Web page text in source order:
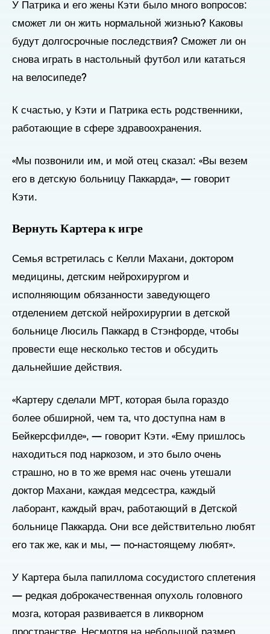
У Патрика и его жены Кэти было много вопросов:
сможет ли он жить нормальной жизнью? Каковы
будут долгосрочные последствия? Сможет ли он
снова играть в настольный футбол или кататься
на велосипеде?
К счастью, у Кэти и Патрика есть родственники,
работающие в сфере здравоохранения.
«Мы позвонили им, и мой отец сказал: «Вы везем
его в детскую больницу Паккарда», — говорит
Кэти.
Вернуть Картера к игре
Семья встретилась с Келли Махани, доктором
медицины, детским нейрохирургом и
исполняющим обязанности заведующего
отделением детской нейрохирургии в детской
больнице Люсиль Паккард в Стэнфорде, чтобы
провести еще несколько тестов и обсудить
дальнейшие действия.
«Картеру сделали МРТ, которая была гораздо
более обширной, чем та, что доступна нам в
Бейкерсфилде», — говорит Кэти. «Ему пришлось
находиться под наркозом, и это было очень
страшно, но в то же время нас очень утешали
доктор Махани, каждая медсестра, каждый
лаборант, каждый врач, работающий в Детской
больнице Паккарда. Они все действительно любят
его так же, как и мы, — по-настоящему любят».
У Картера была папиллома сосудистого сплетения
— редкая доброкачественная опухоль головного
мозга, которая развивается в ликворном